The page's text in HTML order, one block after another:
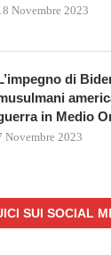
Novembre 2023
di
in Medio
Novembre 2023
SUI SOCIAL